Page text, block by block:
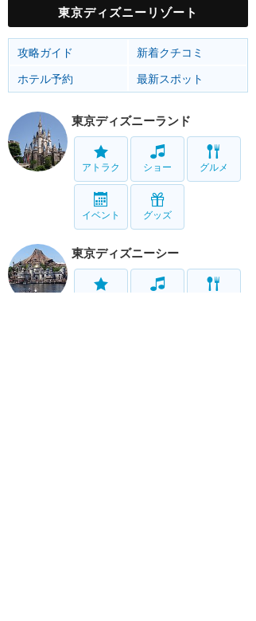
東京ディズニーリゾート
攻略ガイド
新着クチコミ
ホテル予約
最新スポット
東京ディズニーランド
アトラク ショー グルメ
イベント グッズ
東京ディズニーシー